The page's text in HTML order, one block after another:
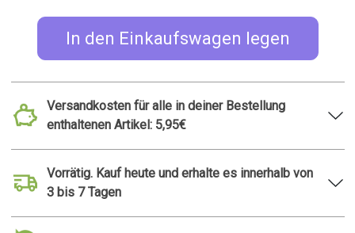
In den Einkaufswagen legen
Versandkosten für alle in deiner Bestellung
enthaltenen Artikel: 5,95€
Vorrätig. Kauf heute und erhalte es innerhalb von
3 bis 7 Tagen